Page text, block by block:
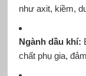
như axit, kiềm,
Ngành dầu khí:
chất phụ gia,